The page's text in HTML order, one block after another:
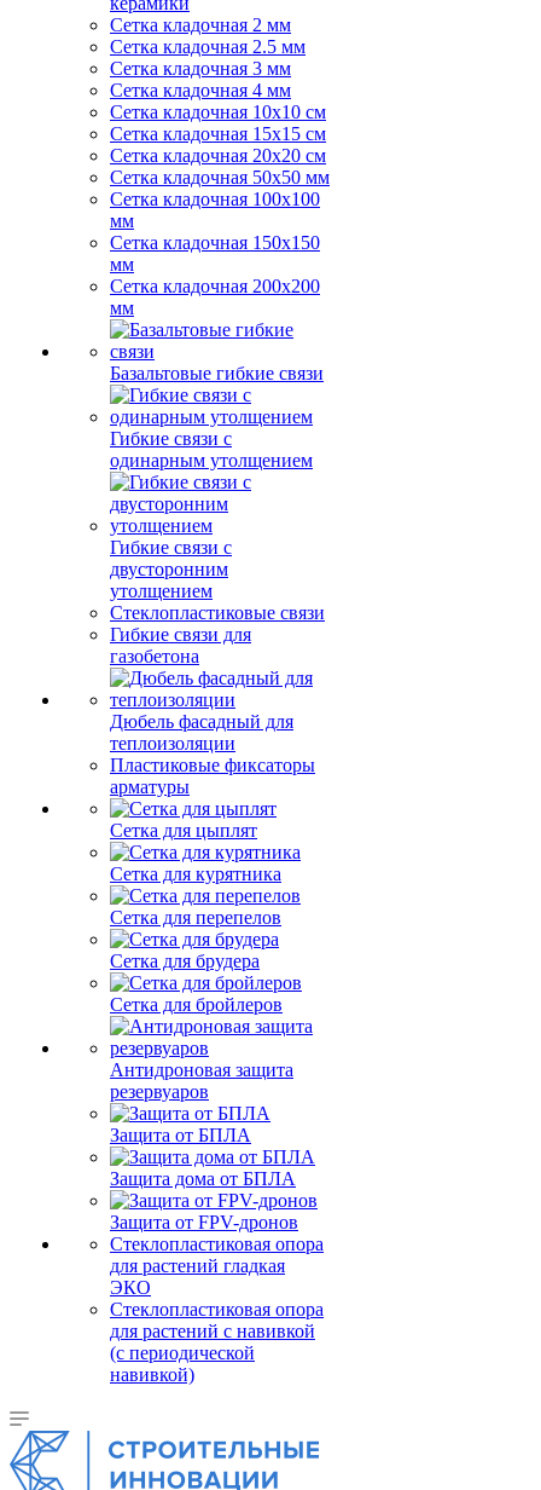
Сетка кладочная 2 мм
Сетка кладочная 2.5 мм
Сетка кладочная 3 мм
Сетка кладочная 4 мм
Сетка кладочная 10x10 см
Сетка кладочная 15x15 см
Сетка кладочная 20x20 см
Сетка кладочная 50x50 мм
Сетка кладочная 100x100
мм
Сетка кладочная 150x150
мм
Сетка кладочная 200x200
мм
Базальтовые гибкие связи
Гибкие связи с
одинарным утолщением
Гибкие связи с
двусторонним
утолщением
Стеклопластиковые связи
Гибкие связи для
газобетона
Дюбель фасадный для
теплоизоляции
Пластиковые фиксаторы
арматуры
Сетка для цыплят
Сетка для курятника
Сетка для перепелов
Сетка для брудера
Сетка для бройлеров
Антидроновая защита
резервуаров
Защита от БПЛА
Защита дома от БПЛА
Защита от FPV-дронов
Стеклопластиковая опора
для растений гладкая
ЭКО
Стеклопластиковая опора
для растений с навивкой
(с периодической
навивкой)